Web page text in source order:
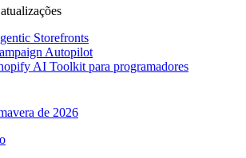
Storefronts
Autopilot
AI Toolkit para programadores
de 2026